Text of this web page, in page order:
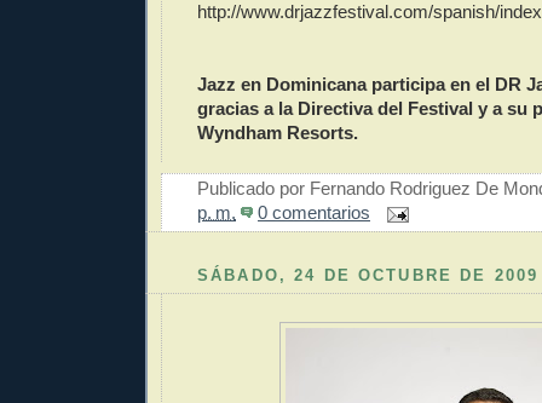
http://www.drjazzfestival.com/spanish/
Jazz en Dominicana participa en el DR
gracias a la Directiva del Festival y a su
Wyndham Resorts.
Publicado por Fernando Rodriguez De
p. m.
0 comentarios
SÁBADO, 24 DE OCTUBRE DE 2009